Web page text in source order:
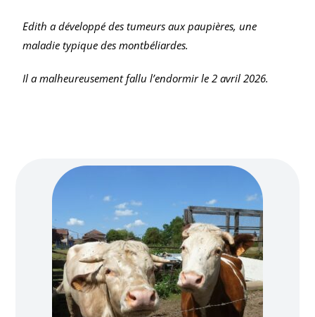
Edith a développé des tumeurs aux paupières, une
maladie typique des montbéliardes.
Il a malheureusement fallu l’endormir le 2 avril 2026.